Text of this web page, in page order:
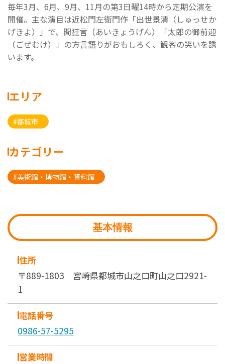
毎年3月、6月、9月、11月の第3日曜14時から定期公演を
開催。主な演目は近松門左衛門作「出世景清（しゅっせか
げきよ）」で、間狂言（あいきょうげん）「太郎の御前迎
（ごぜむけ）」の方言語りがおもしろく、観客の笑いを誘
います。
エリア
#都城市
カテゴリー
#美術館・博物館・資料館
基本情報
住所
〒889-1803 宮崎県都城市山之口町山之口2921-
1
電話番号
0986-57-5295
営業時間